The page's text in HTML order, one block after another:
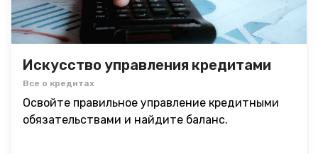
Искусство управления кредитами
Все о кредитах
Освойте правильное управление кредитными
обязательствами и найдите баланс.